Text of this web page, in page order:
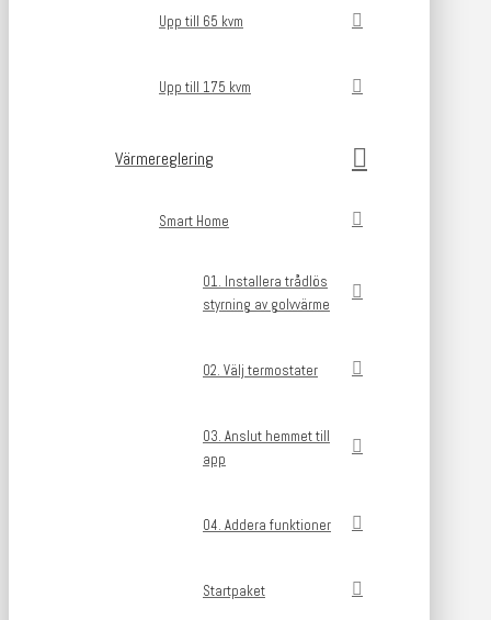
Upp till 65 kvm
Upp till 175 kvm
Värmereglering
Smart Home
01. Installera trådlös
styrning av golvvärme
02. Välj termostater
03. Anslut hemmet till
app
04. Addera funktioner
Startpaket